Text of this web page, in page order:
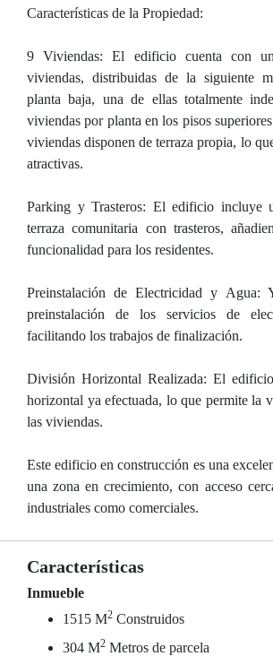
Características de la Propiedad:
9 Viviendas: El edificio cuenta con
viviendas, distribuidas de la siguiente
planta baja, una de ellas totalmente
viviendas por planta en los pisos
viviendas disponen de terraza propia, lo
atractivas.
Parking y Trasteros: El edificio incluye
terraza comunitaria con trasteros,
funcionalidad para los residentes.
Preinstalación de Electricidad y Agua:
preinstalación de los servicios de
facilitando los trabajos de finalización.
División Horizontal Realizada: El
horizontal ya efectuada, lo que permite la
las viviendas.
Este edificio en construcción es una
una zona en crecimiento, con acceso
industriales como comerciales.
Características
Inmueble
1515 M2 Construidos
304 M2 Metros de parcela